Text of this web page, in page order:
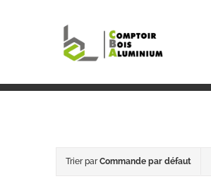
Trier parCommande par défaut